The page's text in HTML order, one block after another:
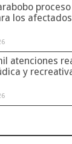
los
atenciones
y